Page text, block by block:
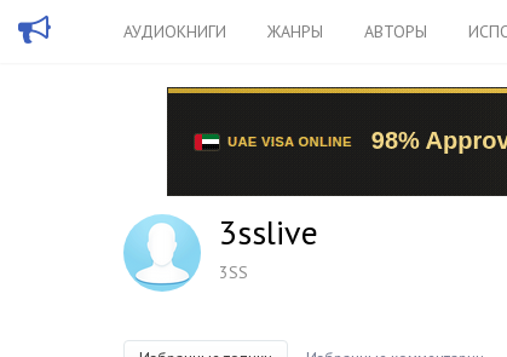
АУДИОКНИГИ ЖАНРЫ АВТОРЫ
3sslive
3SS